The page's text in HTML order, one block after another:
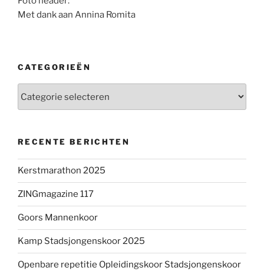
Met dank aan Annina Romita
CATEGORIEËN
RECENTE BERICHTEN
Kerstmarathon 2025
ZINGmagazine 117
Goors Mannenkoor
Kamp Stadsjongenskoor 2025
Openbare repetitie Opleidingskoor Stadsjongenskoor